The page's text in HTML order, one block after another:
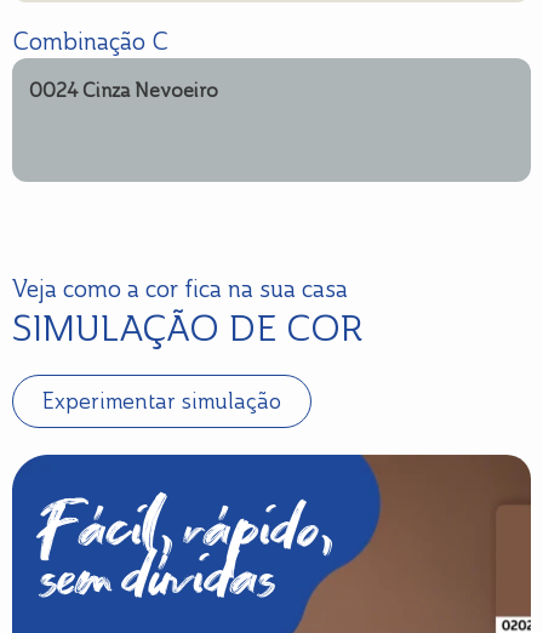
Combinação C
0024 Cinza Nevoeiro
Veja como a cor fica na sua casa
SIMULAÇÃO DE COR
Experimentar simulação
Fácil, rápido,
sem dúvidas